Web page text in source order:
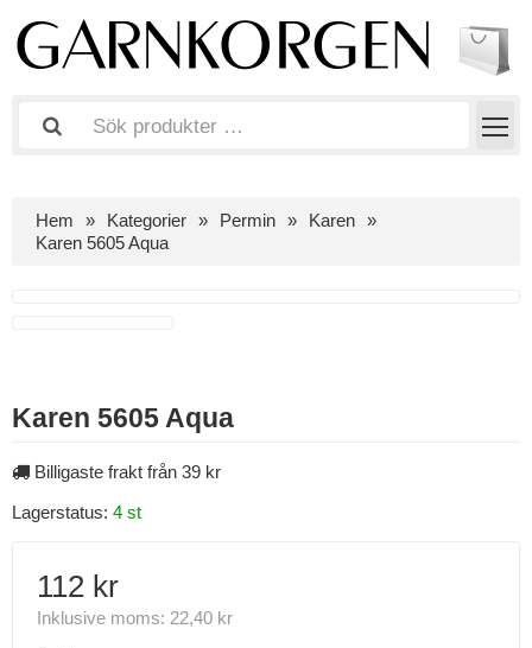
Hem Kategorier Permin
Karen
Karen 5605 Aqua
Karen 5605 Aqua
Billigaste frakt från 39 kr
Lagerstatus: 4 st
112 kr
Inklusive moms: 22,40 kr